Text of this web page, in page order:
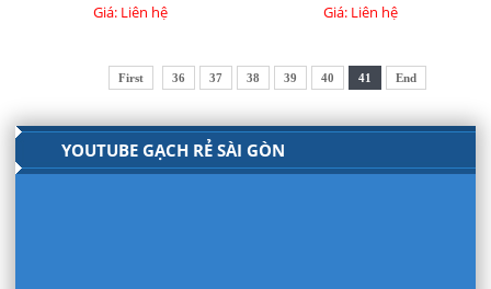
Giá: Liên hệ Giá: Liên hệ
First 36 37 38 39 40 41 End
YOUTUBE GẠCH RẺ SÀI GÒN